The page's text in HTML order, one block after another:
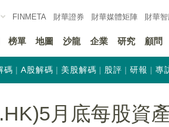
FINMETA 財華證券 財華媒體矩陣 財華
榜單 地圖 沙龍 企業 研究 顧問
碼 A股解碼 美股解碼 股評 研報 專
月底每股資